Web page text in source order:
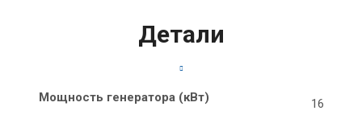
Детали
Мощность генератора (кВт) 16